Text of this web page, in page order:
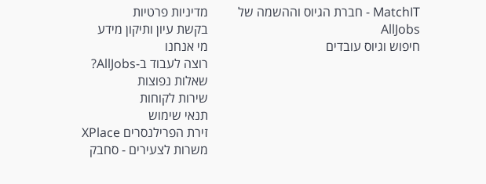
MatchIT - חברת הגיוס וההשמה של
AllJobs
חיפוש וגיוס עובדים
מדיניות פרטיות
בקשת עיון ותיקון מידע
מי אנחנו
רוצה לעבוד ב-AllJobs?
שאלות נפוצות
שירות לקוחות
תנאי שימוש
זירת הפרילנסרים XPlace
משרות לצעירים - סחבק